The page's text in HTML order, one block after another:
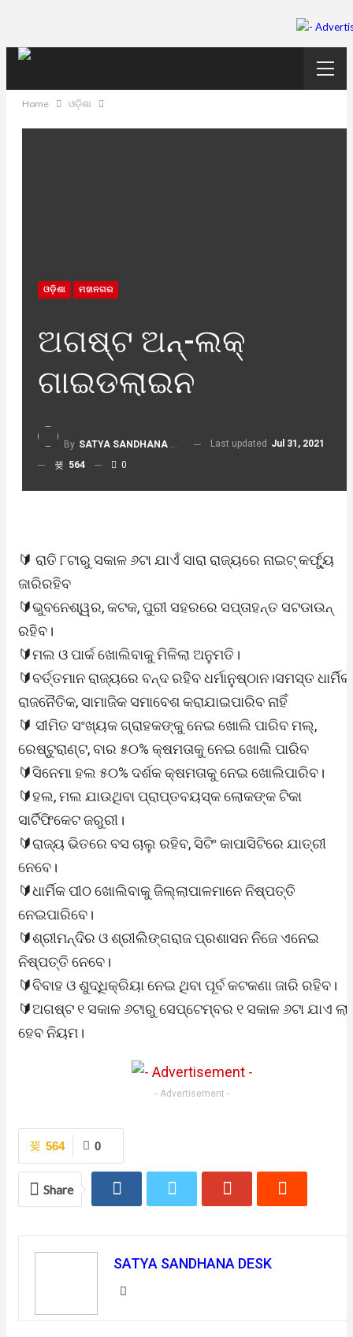
Home ଓଡ଼ିଶା
ଓଡ଼ିଶା ମହାନଗର
ଅଗଷ୍ଟ ଅନ୍-ଲକ୍
ଗାଇଡଲାଇନ
By SATYA SANDHANA DESK Last updated Jul 31, 2021
564
0
🔰 ରାତି ୮ଟାରୁ ସକାଳ ୬ଟା ଯାଏଁ ସାରା ରାଜ୍ୟରେ ନାଇଟ୍ କର୍ଫ୍ୟୁ
ଜାରିରହିବ
🔰ଭୁବନେଶ୍ୱର, କଟକ, ପୁରୀ ସହରରେ ସପ୍ତାହନ୍ତ ସଟଡାଉନ୍
ରହିବ।
🔰ମଲ ଓ ପାର୍କ ଖୋଲିବାକୁ ମିଳିଲା ଅନୁମତି।
🔰ବର୍ତ୍ତମାନ ରାଜ୍ୟରେ ବନ୍ଦ ରହିବ ଧର୍ମାନୁଷ୍ଠାନ।ସମସ୍ତ ଧାର୍ମିକ,
ରାଜନୈତିକ, ସାମାଜିକ ସମାବେଶ କରାଯାଇପାରିବ ନାହିଁ
🔰 ସୀମିତ ସଂଖ୍ୟକ ଗ୍ରାହକଙ୍କୁ ନେଇ ଖୋଲି ପାରିବ ମଲ୍,
ରେଷ୍ଟୁରାଣ୍ଟ, ବାର ୫୦% କ୍ଷମତାକୁ ନେଇ ଖୋଲି ପାରିବ
🔰ସିନେମା ହଲ ୫୦% ଦର୍ଶକ କ୍ଷମତାକୁ ନେଇ ଖୋଲିପାରିବ।
🔰ହଲ, ମଲ ଯାଉଥିବା ପ୍ରାପ୍ତବୟସ୍କ ଲୋକଙ୍କ ଟିକା
ସାର୍ଟିଫିକେଟ ଜରୁରୀ।
🔰ରାଜ୍ୟ ଭିତରେ ବସ ଚାଲୁ ରହିବ, ସିଟିଂ କାପାସିଟିରେ ଯାତ୍ରୀ
ନେବେ।
🔰ଧାର୍ମିକ ପୀଠ ଖୋଲିବାକୁ ଜିଲ୍ଲାପାଳମାନେ ନିଷ୍ପତ୍ତି
ନେଇପାରିବେ।
🔰ଶ୍ରୀମନ୍ଦିର ଓ ଶ୍ରୀଲିଙ୍ଗରାଜ ପ୍ରଶାସନ ନିଜେ ଏନେଇ
ନିଷ୍ପତ୍ତି ନେବେ।
🔰ବିବାହ ଓ ଶୁଦ୍ଧିକ୍ରିୟା ନେଇ ଥିବା ପୂର୍ବ କଟକଣା ଜାରି ରହିବ।
🔰ଅଗଷ୍ଟ ୧ ସକାଳ ୬ଟାରୁ ସେପ୍ଟେମ୍ବର ୧ ସକାଳ ୬ଟା ଯାଏ
ହେବ ନିୟମ।
- Advertisement -
0
564
Share
SATYA SANDHANA DESK